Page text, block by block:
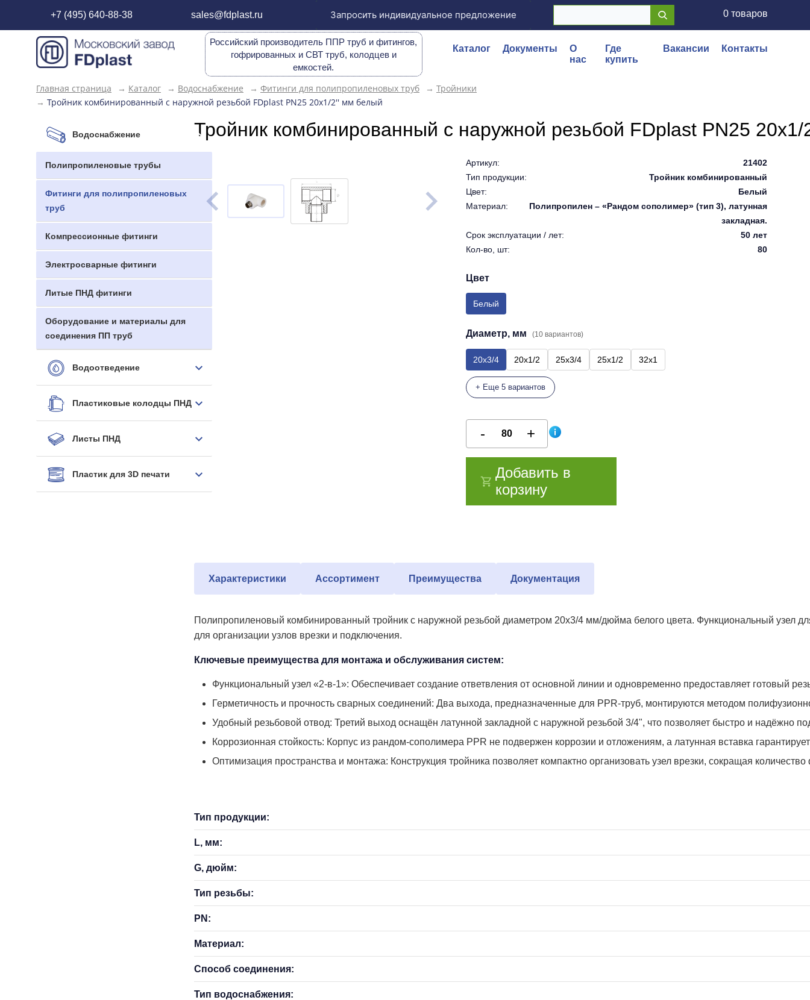
+7 (495) 640-88-38 sales@fdplast.ru Запросить индивидуальное предложение 0 товаров
Российский производитель ППР труб и фитингов,
гофрированных и СВТ труб, колодцев и
емкостей.
Каталог Документы
О
нас
Где
купить
Вакансии Контакты
Главная страница → Каталог → Водоснабжение → Фитинги для полипропиленовых труб → Тройники
→ Тройник комбинированный с наружной резьбой FDplast PN25 20х1/2'' мм белый
Водоснабжение
Полипропиленовые трубы
Фитинги для полипропиленовых
труб
Компрессионные фитинги
Электросварные фитинги
Литые ПНД фитинги
Оборудование и материалы для
соединения ПП труб
Водоотведение
Пластиковые колодцы ПНД
Листы ПНД
Пластик для 3D печати
Тройник комбинированный с наружной резьбой FDplast PN25
Артикул:
21402
Тип продукции:
Тройник комбинированный
Цвет:
Белый
Материал:
Полипропилен – «Рандом сополимер» (тип 3), латунная
закладная.
Срок эксплуатации / лет:
50 лет
Кол-во, шт:
80
Цвет
Белый
Диаметр, мм (10 вариантов)
20х3/4 20х1/2 25х3/4 25х1/2 32х1
+ Еще 5 вариантов
Добавить в
корзину
Характеристики Ассортимент Преимущества Документация
Полипропиленовый комбинированный тройник с наружной резьбой диаметром 20х3/4 мм/дюйма белого цвета. Функциональный узел
для организации узлов врезки и подключения.
Ключевые преимущества для монтажа и обслуживания систем:
Функциональный узел «2-в-1»: Обеспечивает создание ответвления от основной линии и одновременно предоставляет готовый
Герметичность и прочность сварных соединений: Два выхода, предназначенные для PPR-труб, монтируются методом
Удобный резьбовой отвод: Третий выход оснащён латунной закладной с наружной резьбой 3/4", что позволяет быстро и надёжно
Коррозионная стойкость: Корпус из рандом-сополимера PPR не подвержен коррозии и отложениям, а латунная вставка
Оптимизация пространства и монтажа: Конструкция тройника позволяет компактно организовать узел врезки, сокращая
Тип продукции:
L, мм:
G, дюйм:
Тип резьбы:
PN:
Материал:
Способ соединения:
Тип водоснабжения: